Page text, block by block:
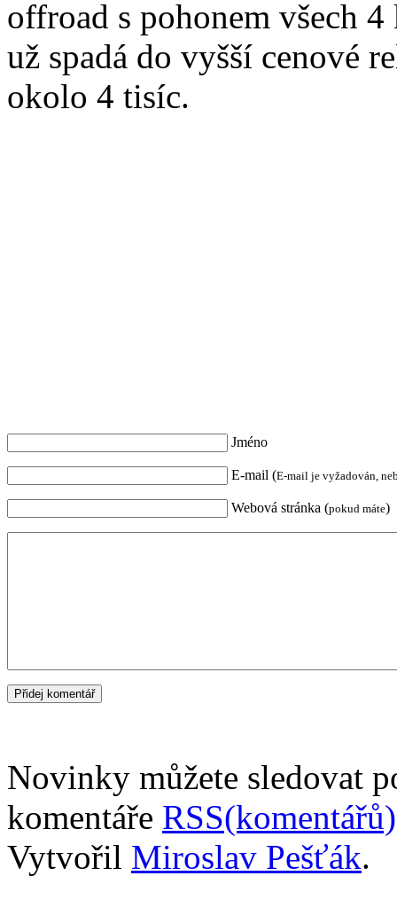
offroad s pohonem všech
už spadá do vyšší cenové
okolo 4 tisíc.
Jméno
E-mail (E-mail je vyžadován,
Webová stránka (pokud máte)
Novinky můžete sledovat
komentáře RSS(komentářů)
Vytvořil Miroslav Pešťák.